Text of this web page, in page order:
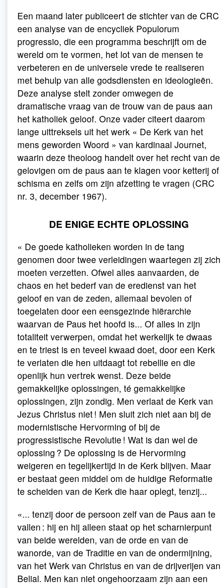
Een maand later publiceert de stichter van de CRC
een analyse van de encycliek Populorum
progressio, die een programma beschrijft om de
wereld om te vormen, het lot van de mensen te
verbeteren en de universele vrede te realiseren
met behulp van alle godsdiensten en ideologieën.
Deze analyse stelt zonder omwegen de
dramatische vraag van de trouw van de paus aan
het katholiek geloof. Onze vader citeert daarom
lange uittreksels uit het werk « De Kerk van het
mens geworden Woord » van kardinaal Journet,
waarin deze theoloog handelt over het recht van de
gelovigen om de paus aan te klagen voor ketterij of
schisma en zelfs om zijn afzetting te vragen (CRC
nr. 3, december 1967).
DE ENIGE ECHTE OPLOSSING
« De goede katholieken worden in de tang
genomen door twee verleidingen waartegen zij zich
moeten verzetten. Ofwel alles aanvaarden, de
chaos en het bederf van de eredienst van het
geloof en van de zeden, allemaal bevolen of
toegelaten door een eensgezinde hiërarchie
waarvan de Paus het hoofd is... Of alles in zijn
totaliteit verwerpen, omdat het werkelijk te dwaas
en te triest is en teveel kwaad doet, door een Kerk
te verlaten die hen uitdaagt tot rebellie en die
openlijk hun vertrek wenst. Deze beide
gemakkelijke oplossingen, té gemakkelijke
oplossingen, zijn zondig. Men verlaat de Kerk van
Jezus Christus niet ! Men sluit zich niet aan bij de
modernistische Hervorming of bij de
progressistische Revolutie ! Wat is dan wel de
oplossing ? De oplossing is de Hervorming
weigeren en tegelijkertijd in de Kerk blijven. Maar
er bestaat geen middel om de huidige Reformatie
te scheiden van de Kerk die haar oplegt, tenzij...
«... tenzij door de persoon zelf van de Paus aan te
vallen : hij en hij alleen staat op het scharnierpunt
van beide werelden, van de orde en van de
wanorde, van de Traditie en van de ondermijning,
van het Werk van Christus en van de drijverijen van
Belial. Men kan niet ongehoorzaam zijn aan een